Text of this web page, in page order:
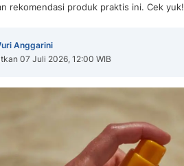
rekomendasi produk praktis ini. Cek yuk!
Anggarini
07 Juli 2026, 12:00 WIB